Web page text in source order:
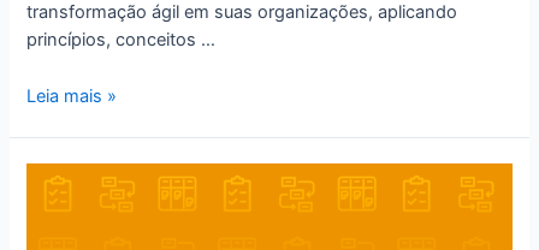
transformação ágil em suas organizações, aplicando
princípios, conceitos …
Leia mais »